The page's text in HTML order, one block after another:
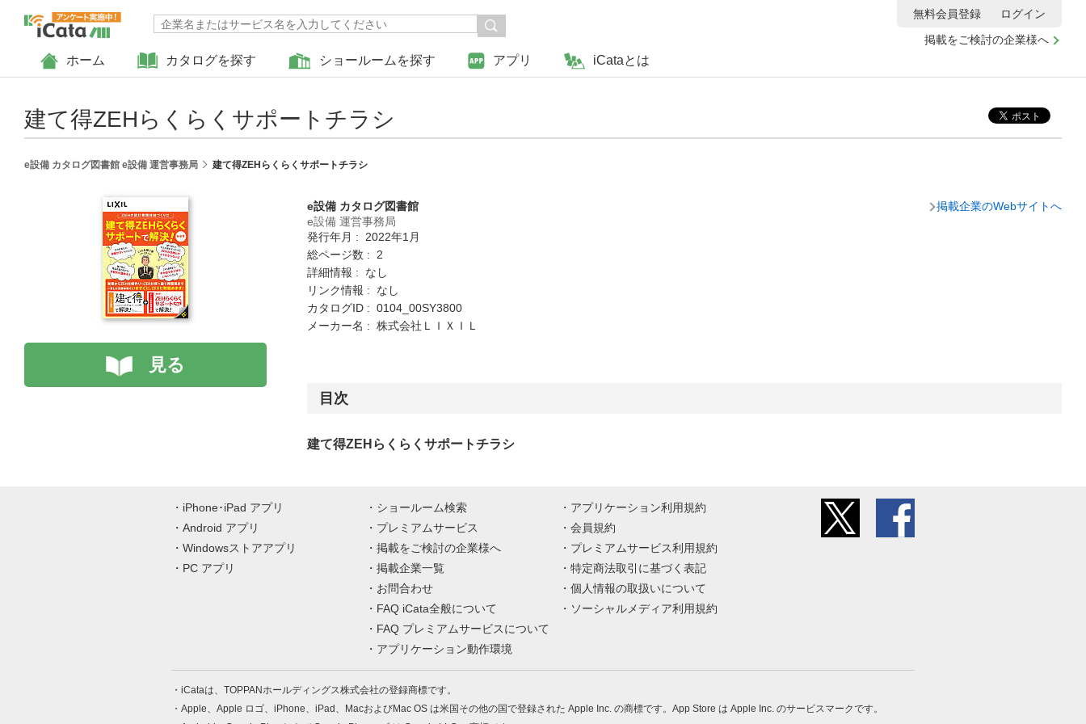
ホーム カタログを探す ショールームを探す アプリ iCataとは
掲載をご検討の企業様へ
無料会員登録 ログイン
建て得ZEHらくらくサポートチラシ
e設備 カタログ図書館 e設備 運営事務局 建て得ZEHらくらくサポートチラシ
見る
e設備 カタログ図書館
e設備 運営事務局
発行年月 : 2022年1月
総ページ数 : 2
詳細情報 : なし
リンク情報 : なし
カタログID : 0104_00SY3800
メーカー名 : 株式会社ＬＩＸＩＬ
掲載企業のWebサイトへ
目次
建て得ZEHらくらくサポートチラシ
iPhone･iPad アプリ
Android アプリ
Windowsストアアプリ
PC アプリ
ショールーム検索
プレミアムサービス
掲載をご検討の企業様へ
掲載企業一覧
お問合わせ
FAQ iCata全般について
FAQ プレミアムサービスについて
アプリケーション動作環境
アプリケーション利用規約
会員規約
プレミアムサービス利用規約
特定商法取引に基づく表記
個人情報の取扱いについて
ソーシャルメディア利用規約
iCataは、TOPPANホールディングス株式会社の登録商標です。
Apple、Apple ロゴ、iPhone、iPad、MacおよびMac OS は米国その他の国で登録された Apple Inc. の商標です。App Store は Apple Inc. のサービスマークです。